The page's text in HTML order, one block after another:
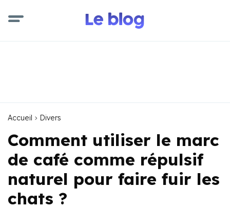
Accueil Divers
Comment utiliser le marc
de café comme répulsif
naturel pour faire fuir les
chats ?